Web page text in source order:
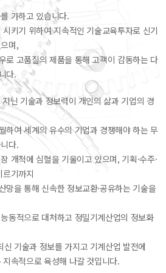
가하고 있습니다.
키기 위하여 지속적인 기술교육투자로 신기
며,
로 고품질의 제품을 통해 고객이 감동하는 다
다.
닌 기술과 정보력이 개인의 삶과 기업의 경
하여 세계의 유수의 기업과 경쟁해야 하는 무
다.
개척에 심혈을 기울이고 있으며, 기획·수주·
르기까지
망을 통해 신속한 정보교환·공유하는 기술을
동적으로 대처하고 정밀기계산업의 정보화
기술과 정보를 가지고 기계산업 발전에
속적으로 육성해 나갈 것입니다.